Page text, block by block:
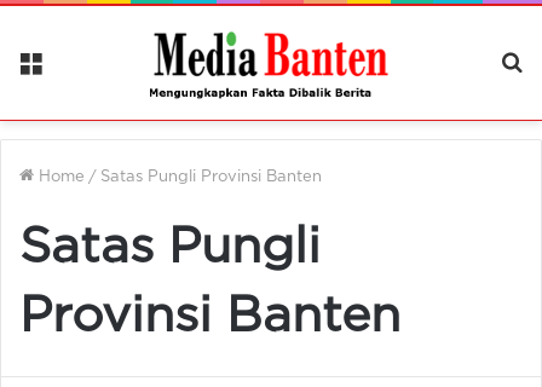
Menu
Home / Satas Pungli Provinsi Banten
Satas Pungli
Provinsi Banten